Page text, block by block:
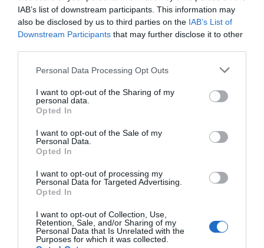
IAB’s list of downstream participants. This information may
also be disclosed by us to third parties on the IAB’s List of
Downstream Participants that may further disclose it to other
Please note that this website/app uses one or more Google
not limited to your visit or usage behaviour. You may click to
grant or deny consent to Google and its third-party tags to
use your data for below specified purposes in below Google
consent section.
Personal Data Processing Opt Outs
I want to opt-out of the Sharing of my
personal data.
Opted In
I want to opt-out of the Sale of my
Personal Data.
Opted In
I want to opt-out of processing my
Personal Data for Targeted Advertising.
Opted In
I want to opt-out of Collection, Use,
Retention, Sale, and/or Sharing of my
Personal Data that Is Unrelated with the
Purposes for which it was collected.
ΕΛΛΑΔΑ
οπαδών στην Αττική – 12 “λουκέτα”, τρεις
συλλήψεις